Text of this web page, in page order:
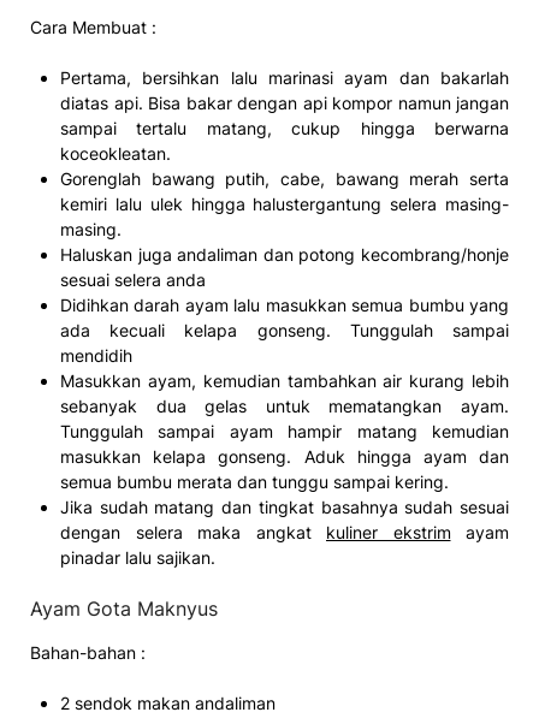
Cara Membuat :
Pertama, bersihkan lalu marinasi ayam dan bakarlah
diatas api. Bisa bakar dengan api kompor namun jangan
sampai tertalu matang, cukup hingga berwarna
koceokleatan.
Gorenglah bawang putih, cabe, bawang merah serta
kemiri lalu ulek hingga halustergantung selera masing-
masing.
Haluskan juga andaliman dan potong kecombrang/honje
sesuai selera anda
Didihkan darah ayam lalu masukkan semua bumbu yang
ada kecuali kelapa gonseng. Tunggulah sampai
mendidih
Masukkan ayam, kemudian tambahkan air kurang lebih
sebanyak dua gelas untuk mematangkan ayam.
Tunggulah sampai ayam hampir matang kemudian
masukkan kelapa gonseng. Aduk hingga ayam dan
semua bumbu merata dan tunggu sampai kering.
Jika sudah matang dan tingkat basahnya sudah sesuai
dengan selera maka angkat kuliner ekstrimayam
pinadar lalu sajikan.
Ayam Gota Maknyus
Bahan-bahan :
2 sendok makan andaliman